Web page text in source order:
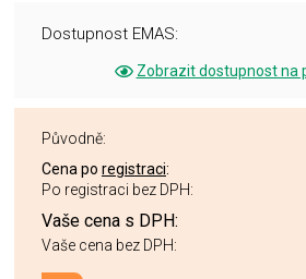
Dostupnost EMAS:
Zobrazit dostupnost na
Původně:
Cena po registraci:
Po registraci bez DPH:
Vaše cena s DPH:
Vaše cena bez DPH: